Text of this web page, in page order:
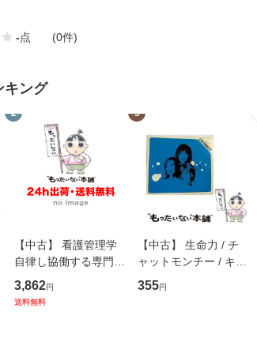
-点 (0件)
キング
2
【中古】 看護管理学
自律し協働する専門職
の看護マネジメントス
キル 改訂第3版 (看護
3,862円
送料無料
3
【中古】 生命力 / チ
ャットモンチー / キュ
ーンレコード [CD]
【メール便送料無料】
355円